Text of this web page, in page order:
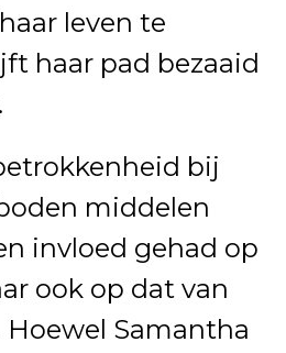
leven te
haar pad bezaaid
bij
middelen
invloed gehad op
ook op dat van
Samantha